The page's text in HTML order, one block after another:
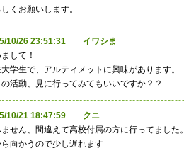
くお願いします。
10/26 23:51:31 イワシま
して！
学生で、アルティメットに興味があります。
活動、見に行ってみてもいいですか？？
10/21 18:47:59 クニ
せん、間違えて高校付属の方に行ってました。
向かうので少し遅れます